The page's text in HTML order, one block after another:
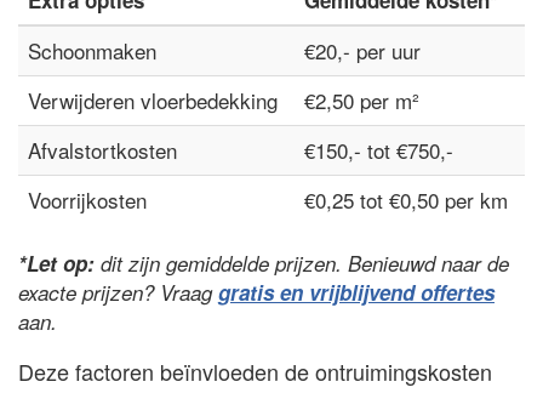
Schoonmaken
€20,- per uur
Verwijderen vloerbedekking
€2,50 per m²
Afvalstortkosten
€150,- tot €750,-
Voorrijkosten
€0,25 tot €0,50 per km
*Let op: dit zijn gemiddelde prijzen. Benieuwd naar de
exacte prijzen? Vraaggratis en vrijblijvend offertes
aan.
Deze factoren beïnvloeden de ontruimingskosten